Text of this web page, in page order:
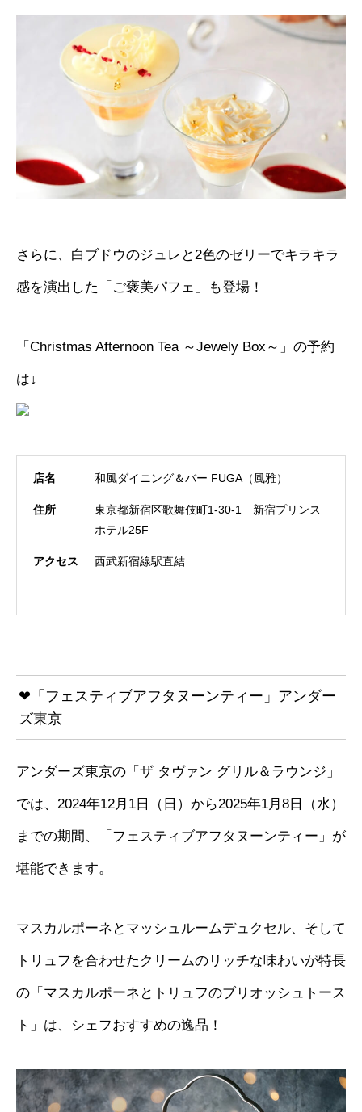
さらに、白ブドウのジュレと2色のゼリーでキラキラ
感を演出した「ご褒美パフェ」も登場！
「Christmas Afternoon Tea ～Jewely Box～」の予約
は↓
店名 和風ダイニング＆バー FUGA（風雅）
住所
東京都新宿区歌舞伎町1-30-1 新宿プリンス
ホテル25F
アクセス 西武新宿線駅直結
❤「フェスティブアフタヌーンティー」アンダー
ズ東京
アンダーズ東京の「ザ タヴァン グリル＆ラウンジ」
では、2024年12月1日（日）から2025年1月8日（水）
までの期間、「フェスティブアフタヌーンティー」が
堪能できます。
マスカルポーネとマッシュルームデュクセル、そして
トリュフを合わせたクリームのリッチな味わいが特長
の「マスカルポーネとトリュフのブリオッシュトース
ト」は、シェフおすすめの逸品！